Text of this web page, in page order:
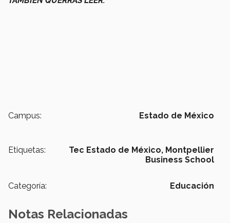
Campus: Estado de México
Etiquetas: Tec Estado de México, Montpellier
Business School
Categoría: Educación
Notas Relacionadas